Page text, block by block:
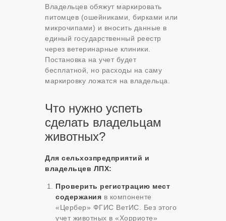
Владельцев обяжут маркировать
питомцев (ошейниками, бирками или
микрочипами) и вносить данные в
единый государственный реестр
через ветеринарные клиники.
Постановка на учет будет
бесплатной, но расходы на саму
маркировку ложатся на владельца
Что нужно успеть
сделать владельцам
животных?
Для сельхозпредприятий и
владельцев ЛПХ:
Проверить регистрацию мест
содержания в компоненте
«Цербер» ФГИС ВетИС. Без этого
учет животных в «Хорриоте»